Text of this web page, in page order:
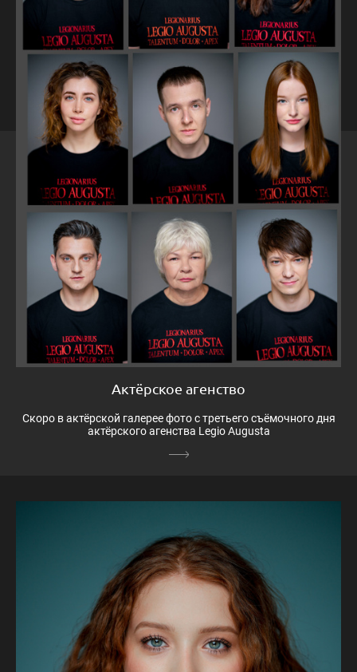
Актёрское агенство
Скоро в актёрской галерее фото с третьего съёмочного дня
актёрского агенства Legio Augusta